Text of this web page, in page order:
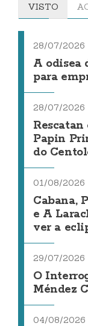
VISTO
28/07/2026
A odisea
para
28/07/2026
Papin
do
01/08/2026
Cabana,
e A
ver a
29/07/2026
O
Méndez
04/08/2026